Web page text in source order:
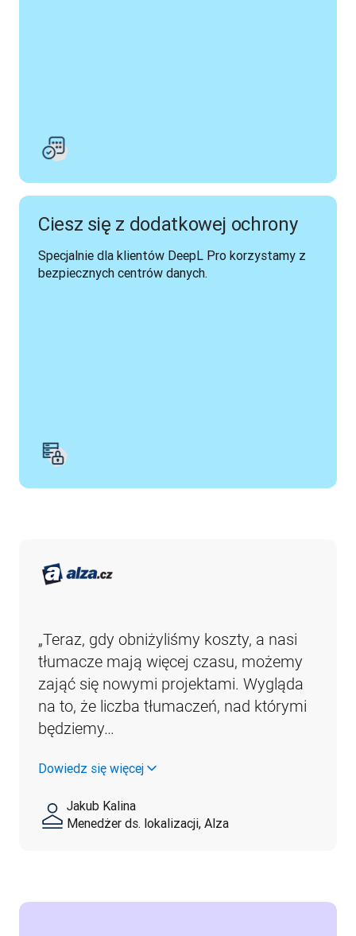
Ciesz się z dodatkowej ochrony
Specjalnie dla klientów DeepL Pro korzystamy z
bezpiecznych centrów danych.
„Teraz, gdy obniżyliśmy koszty, a nasi
tłumacze mają więcej czasu, możemy
zająć się nowymi projektami. Wygląda
na to, że liczba tłumaczeń, nad którymi
będziemy…
Dowiedz się więcej
Jakub Kalina
Menedżer ds. lokalizacji, Alza